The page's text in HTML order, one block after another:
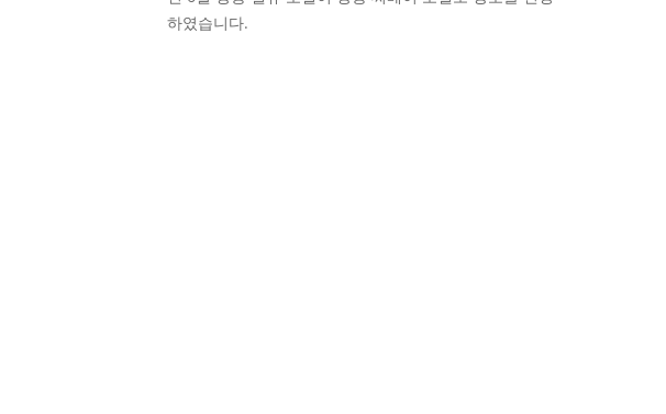
하였습니다.